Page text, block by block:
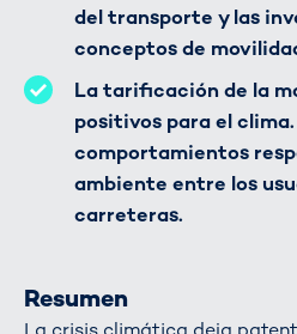
del transporte y las
conceptos de
La tarificación de la
positivos para el
comportamientos
ambiente entre los
carreteras.
Resumen